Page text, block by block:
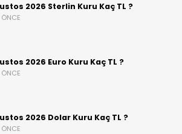
2026 Sterlin Kuru Kaç TL ?
2026 Euro Kuru Kaç TL ?
2026 Dolar Kuru Kaç TL ?